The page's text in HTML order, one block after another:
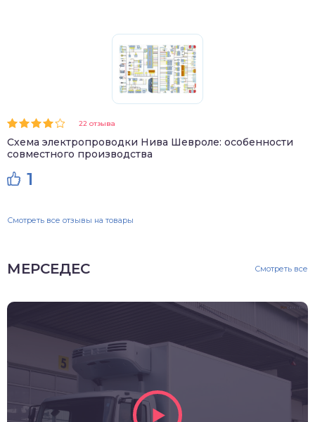
22 отзыва
Схема электропроводки Нива Шевроле: особенности
совместного производства
1
Смотреть все отзывы на товары
МЕРСЕДЕС Смотреть все